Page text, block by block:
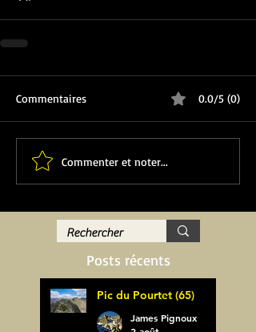
Commentaires 0.0/5 (0)
Commenter et noter...
Posts récents
Pic du Pourtet (65)
James Pignoux